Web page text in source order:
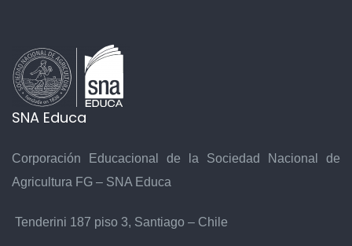
SNA Educa
Corporación Educacional de la Sociedad Nacional de
Agricultura FG – SNA Educa
Tenderini 187 piso 3, Santiago – Chile